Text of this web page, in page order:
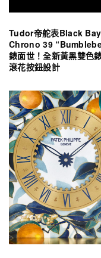
Tudor帝舵表Black Bay
Chrono 39
錶面世！全新黃黑雙色
滾花按鈕設計